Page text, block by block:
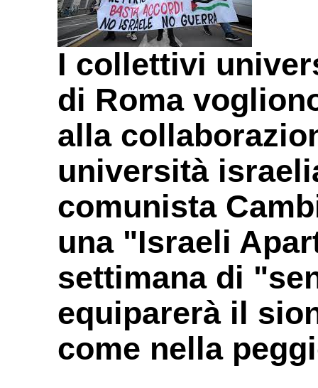
I collettivi
di Roma
alla
università
comunista
una "Israeli
settimana di
equiparerà il
come nella